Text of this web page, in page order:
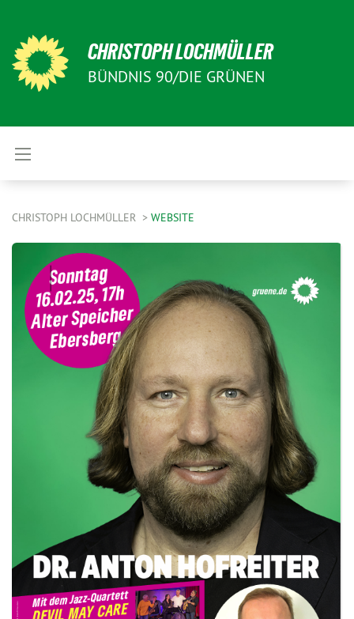
CHRISTOPH LOCHMÜLLER
BÜNDNIS 90/DIE GRÜNEN
CHRISTOPH LOCHMÜLLER WEBSITE